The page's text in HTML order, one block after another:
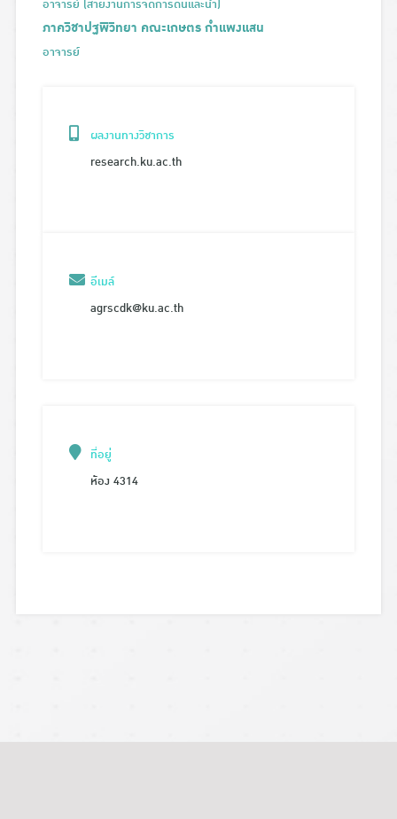
อาจารย์ (สายงานการจัดการดินและน้ำ)
ภาควิชาปฐพีวิทยา คณะเกษตร กำแพงแสน
อาจารย์
ผลงานทางวิชาการ
research.ku.ac.th
อีเมล์
agrscdk@ku.ac.th
ที่อยู่
ห้อง 4314